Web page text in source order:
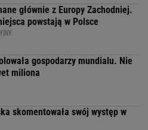
głównie z Europy Zachodniej.
powstają w Polsce
gospodarzy mundialu. Nie
miliona
skomentowała swój występ w